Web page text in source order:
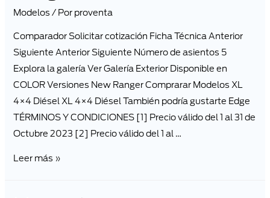
Modelos / Por proventa
Comparador Solicitar cotización Ficha Técnica Anterior
Siguiente Anterior Siguiente Número de asientos 5
Explora la galería Ver Galería Exterior Disponible en
COLOR Versiones New Ranger Comprarar Modelos XL
4×4 Diésel XL 4×4 Diésel También podría gustarte Edge
TÉRMINOS Y CONDICIONES [1] Precio válido del 1 al 31 de
Octubre 2023 [2] Precio válido del 1 al …
Leer más »